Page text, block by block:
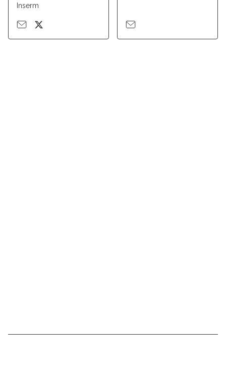
Inserm